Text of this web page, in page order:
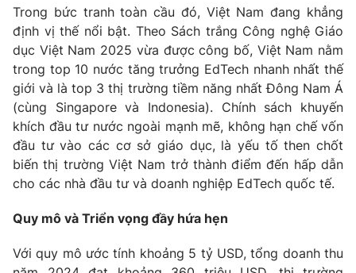
Khán giả
Giải sao mai
Sao
Du lịch
Làm đẹp
Chất lượng cuộc sống
Giáo dục
Tuyển sinh
Học trực tuyến
Công nghệ
Hitech Công nghệ tương lai
Sản phẩm
Thị trường
Giao lưu trực tuyến
Lịch phát sóng
Chuyên mục khác
Emagazine Podcast
Trong bức tranh toàn cầu đó, Việt Nam đang khẳng
định vị thế nổi bật. Theo Sách trắng Công nghệ Giáo
dục Việt Nam 2025 vừa được công bố, Việt Nam nằm
trong top 10 nước tăng trưởng EdTech nhanh nhất thế
giới và là top 3 thị trường tiềm năng nhất Đông Nam Á
(cùng Singapore và Indonesia). Chính sách khuyến
khích đầu tư nước ngoài mạnh mẽ, không hạn chế vốn
đầu tư vào các cơ sở giáo dục, là yếu tố then chốt
biến thị trường Việt Nam trở thành điểm đến hấp dẫn
cho các nhà đầu tư và doanh nghiệp EdTech quốc tế.
Quy mô và Triển vọng đầy hứa hẹn
Với quy mô ước tính khoảng 5 tỷ USD, tổng doanh thu